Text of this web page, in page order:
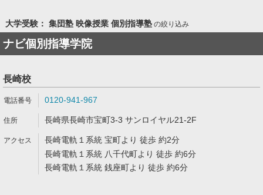
大学受験： 集団塾 映像授業 個別指導塾の絞り込み
ナビ個別指導学院
長崎校
0120-941-967
長崎県長崎市宝町3-3 サンロイヤル21-2F
長崎電軌１系統 宝町より 徒歩 約2分
長崎電軌１系統 八千代町より 徒歩 約6分
長崎電軌１系統 銭座町より 徒歩 約6分